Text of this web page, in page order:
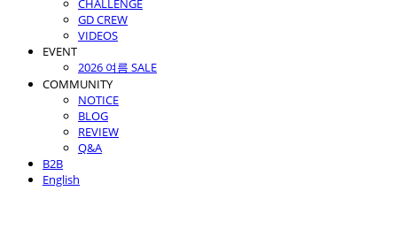
CHALLENGE
GD CREW
VIDEOS
EVENT
2026 여름 SALE
COMMUNITY
NOTICE
BLOG
REVIEW
Q&A
B2B
English